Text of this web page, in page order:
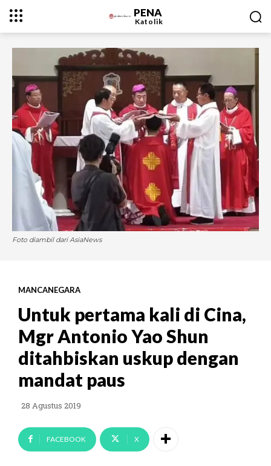
PENA
Katolik
Foto diambil dari AsiaNews
MANCANEGARA
Untuk pertama kali di Cina,
Mgr Antonio Yao Shun
ditahbiskan uskup dengan
mandat paus
28 Agustus 2019
FACEBOOK X